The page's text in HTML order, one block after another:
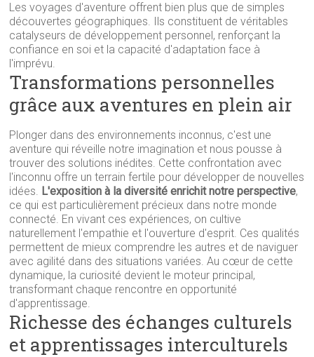
Les voyages d'aventure offrent bien plus que de simples
découvertes géographiques. Ils constituent de véritables
catalyseurs de développement personnel, renforçant la
confiance en soi et la capacité d'adaptation face à
l'imprévu.
Transformations personnelles
grâce aux aventures en plein air
Plonger dans des environnements inconnus, c'est une
aventure qui réveille notre imagination et nous pousse à
trouver des solutions inédites. Cette confrontation avec
l'inconnu offre un terrain fertile pour développer de nouvelles
idées. L'exposition à la diversité enrichit notre perspective,
ce qui est particulièrement précieux dans notre monde
connecté. En vivant ces expériences, on cultive
naturellement l'empathie et l'ouverture d'esprit. Ces qualités
permettent de mieux comprendre les autres et de naviguer
avec agilité dans des situations variées. Au cœur de cette
dynamique, la curiosité devient le moteur principal,
transformant chaque rencontre en opportunité
d'apprentissage.
Richesse des échanges culturels
et apprentissages interculturels